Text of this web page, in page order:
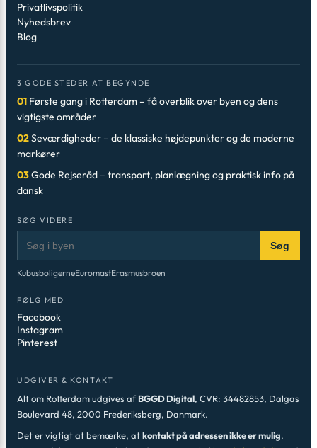
Privatlivspolitik
Nyhedsbrev
Blog
3 GODE STEDER AT BEGYNDE
01 Første gang i Rotterdam – få overblik over byen og dens
vigtigste områder
02Seværdigheder – de klassiske højdepunkter og de moderne
markører
03Gode Rejseråd – transport, planlægning og praktisk info på
dansk
SØG VIDERE
Søg
KubusboligerneEuromastErasmusbroen
FØLG MED
Facebook
Instagram
Pinterest
UDGIVER & KONTAKT
Alt om Rotterdam udgives afBGGD Digital, CVR: 34482853, Dalgas
Boulevard 48, 2000 Frederiksberg, Danmark.
Det er vigtigt at bemærke, atkontakt på adressen ikke er mulig.